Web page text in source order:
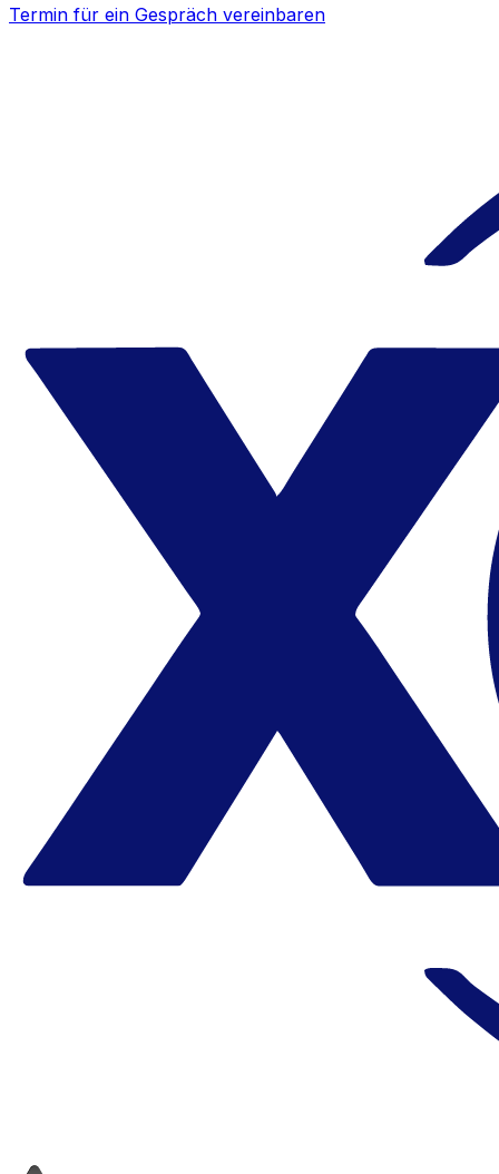
Termin für ein Gespräch vereinbaren